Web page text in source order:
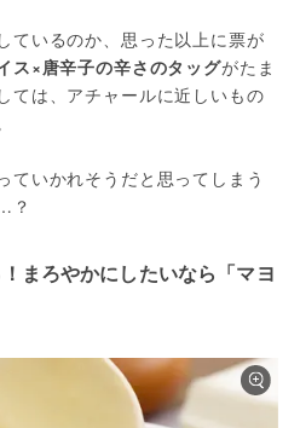
ているのか、思った以上に票が
ス×唐辛子の辛さのタッグがたま
ては、アチャールに近しいもの
ていかれそうだと思ってしまう
？
まろやかにしたいなら「マヨ